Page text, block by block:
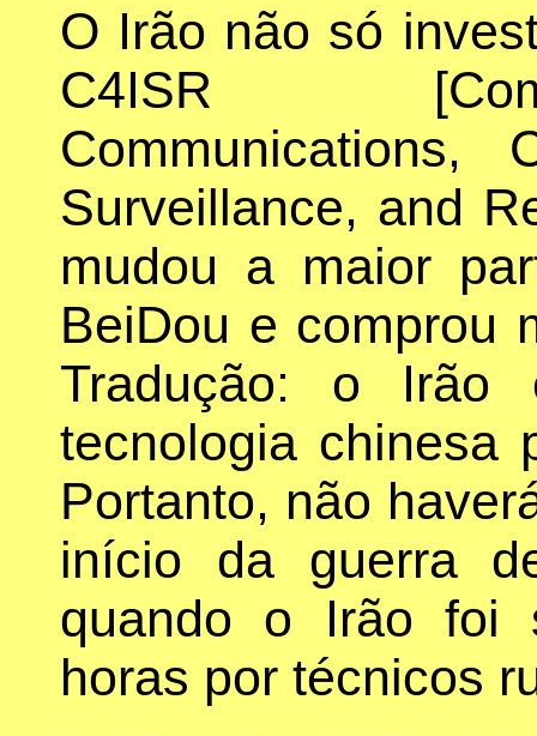
O Irão não só
C4ISR
Communications,
Surveillance, and
mudou a maior
BeiDou e comprou
Tradução: o
tecnologia chinesa
Portanto, não
início da guerra
quando o Irão foi
horas por técnicos